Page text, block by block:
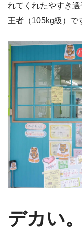
れてくれたやすき
王者（105kg級）で
デカい。